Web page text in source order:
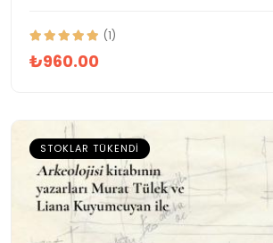
(1)
₺960.00
STOKLAR TÜKENDI